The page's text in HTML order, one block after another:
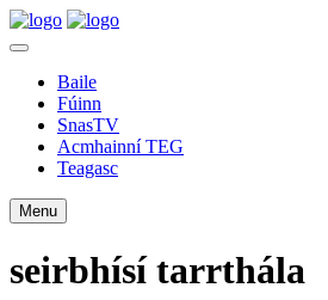
Baile
Fúinn
SnasTV
Acmhainní TEG
Teagasc
Menu
seirbhísí tarrthála